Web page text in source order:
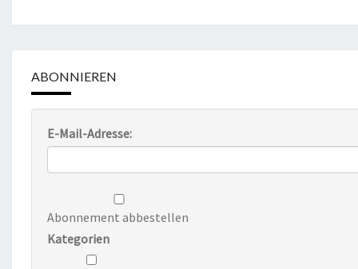
ABONNIEREN
E-Mail-Adresse:
Abonnement abbestellen
Kategorien